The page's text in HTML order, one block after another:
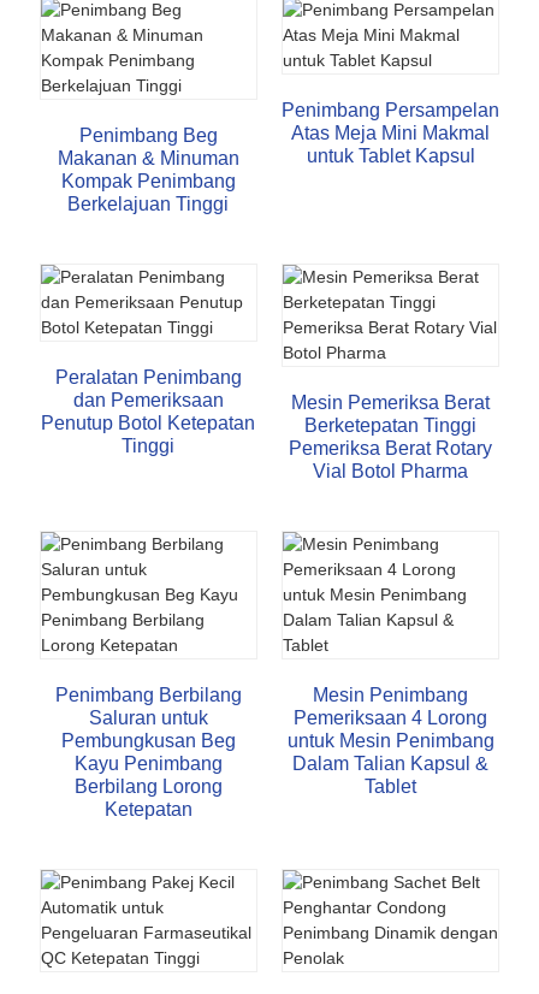
Penimbang Beg
Makanan & Minuman
Kompak Penimbang
Berkelajuan Tinggi
Penimbang Persampelan
Atas Meja Mini Makmal
untuk Tablet Kapsul
Peralatan Penimbang
dan Pemeriksaan
Penutup Botol Ketepatan
Tinggi
Mesin Pemeriksa Berat
Berketepatan Tinggi
Pemeriksa Berat Rotary
Vial Botol Pharma
Penimbang Berbilang
Saluran untuk
Pembungkusan Beg
Kayu Penimbang
Berbilang Lorong
Ketepatan
Mesin Penimbang
Pemeriksaan 4 Lorong
untuk Mesin Penimbang
Dalam Talian Kapsul &
Tablet